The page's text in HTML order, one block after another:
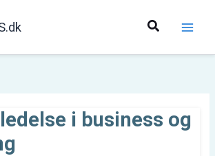
Søg
i business og